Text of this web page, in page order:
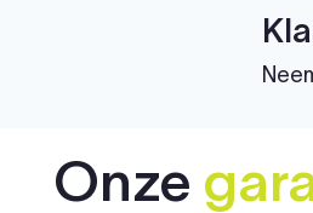
Onze